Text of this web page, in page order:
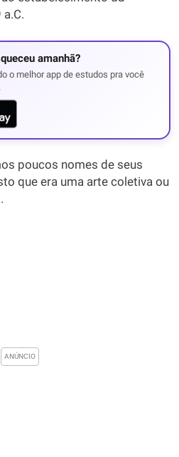
amanhã?
o melhor app de estudos pra você
poucos nomes de seus
que era uma arte coletiva ou